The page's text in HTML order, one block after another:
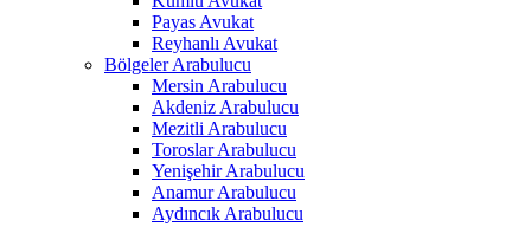
Payas Avukat
Reyhanlı Avukat
Bölgeler Arabulucu
Mersin Arabulucu
Akdeniz Arabulucu
Mezitli Arabulucu
Toroslar Arabulucu
Yenişehir Arabulucu
Anamur Arabulucu
Aydıncık Arabulucu